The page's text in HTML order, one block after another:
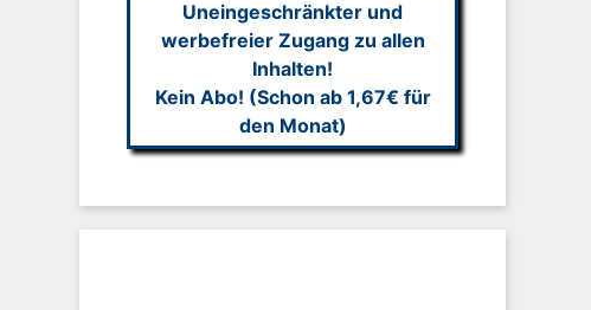
Uneingeschränkter und
werbefreier Zugang zu allen
Inhalten!
Kein Abo! (Schon ab 1,67€ für
den Monat)